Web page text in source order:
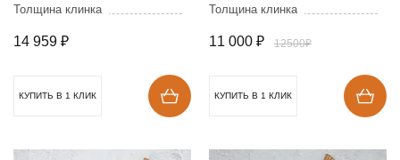
Толщина клинка
14 959 ₽
КУПИТЬ В 1 КЛИК
Толщина клинка
11 000 ₽ 12500₽
КУПИТЬ В 1 КЛИК